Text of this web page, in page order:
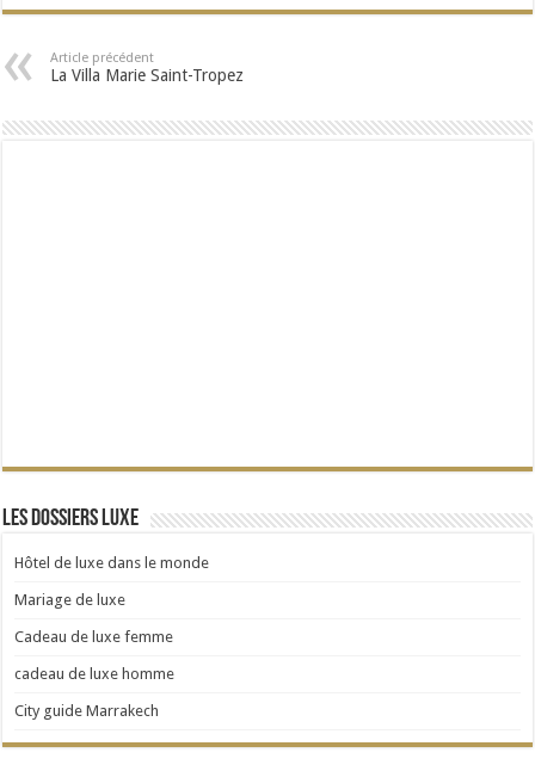
Article précédent
La Villa Marie Saint-Tropez
Les dossiers Luxe
Hôtel de luxe dans le monde
Mariage de luxe
Cadeau de luxe femme
cadeau de luxe homme
City guide Marrakech